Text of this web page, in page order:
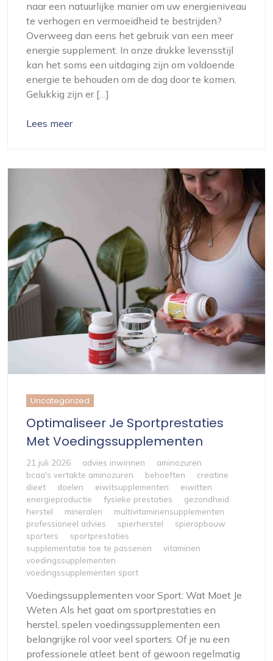
naar een natuurlijke manier om uw energieniveau
te verhogen en vermoeidheid te bestrijden?
Overweeg dan eens het gebruik van een meer
energie supplement. In onze drukke levensstijl
kan het soms een uitdaging zijn om voldoende
energie te behouden om de dag door te komen.
Gelukkig zijn er […]
Lees meer
Uncategorized
Optimaliseer Je Sportprestaties
Met Voedingssupplementen
21 juli 2026 advies inwinnen
aminozuren
bcaa's vertakte aminozuren
behoeften
creatine
dieet
doelen eiwitsupplementen
eiwitten
energieproductie
fysieke prestaties
gezondheid
herstel
mineralen
multivitaminensupplementen
professioneel advies
spierherstel
spieropbouw
sporters
sportprestaties
supplementatie toe te passenen
vitaminen
voedingssupplementen
voedingssupplementen sport
Voedingssupplementen voor Sport: Wat Moet Je
Weten Als het gaat om sportprestaties en
herstel, spelen voedingssupplementen een
belangrijke rol voor veel sporters. Of je nu een
professionele atleet bent of gewoon regelmatig